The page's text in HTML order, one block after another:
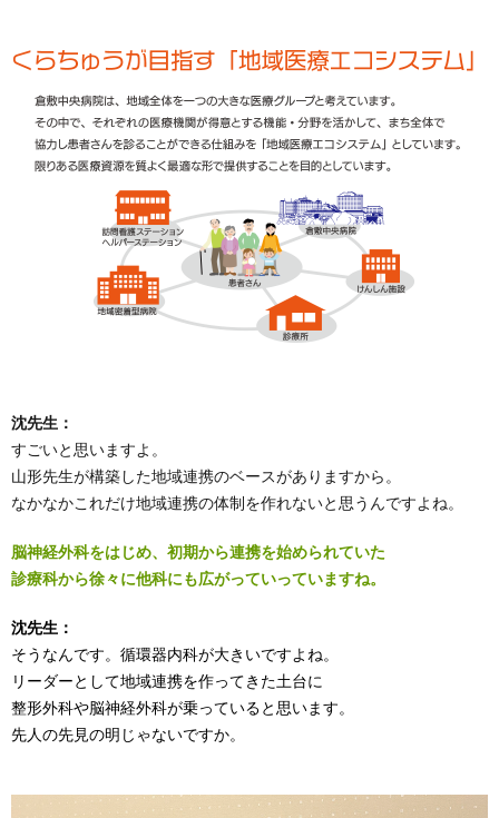
沈先生：
すごいと思いますよ。
山形先生が構築した地域連携のベースがありますから。
なかなかこれだけ地域連携の体制を作れないと思うんですよね。
脳神経外科をはじめ、初期から連携を始められていた
診療科から徐々に他科にも広がっていっていますね。
沈先生：
そうなんです。循環器内科が大きいですよね。
リーダーとして地域連携を作ってきた土台に
整形外科や脳神経外科が乗っていると思います。
先人の先見の明じゃないですか。